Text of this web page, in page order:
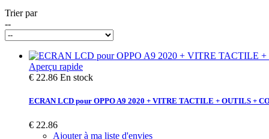
Trier par
--
Aperçu rapide
€ 22.86 En stock
ECRAN LCD pour OPPO A9 2020 + VITRE TACTILE + OUTILS +
€ 22.86
Ajouter à ma liste d'envies